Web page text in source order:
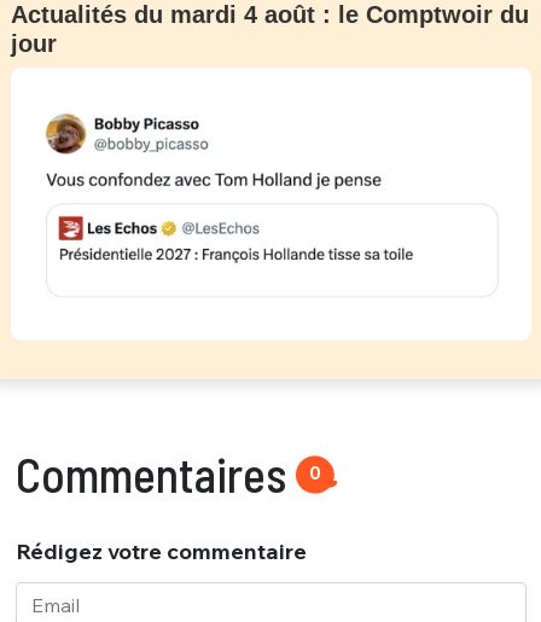
Actualités du mardi 4 août : le Comptwoir du
jour
Commentaires 0
Rédigez votre commentaire